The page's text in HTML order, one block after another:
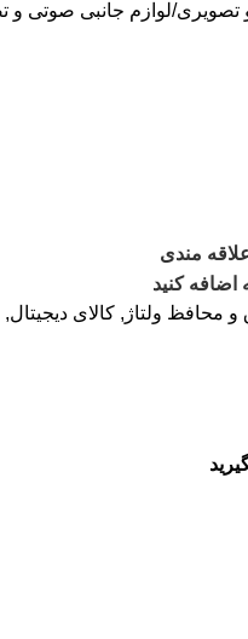
تصویری لوازم جانبی صوتی و
مندی
اضافه کنید
و محافظ ولتاژ , کالای دیجیتال,